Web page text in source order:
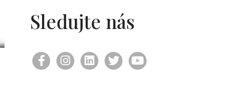
Sledujte nás